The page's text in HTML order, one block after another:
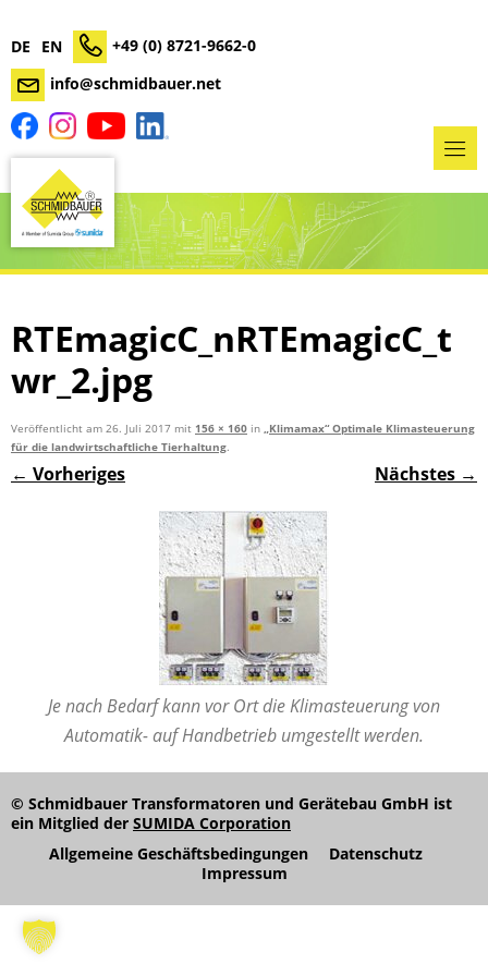
DE EN
+49 (0) 8721-9662-0
info@schmidbauer.net
RTEmagicC_nRTEmagicC_t
wr_2.jpg
Veröffentlicht am 26. Juli 2017 mit 156 × 160 in „Klimamax“ Optimale Klimasteuerung
für die landwirtschaftliche Tierhaltung.
← Vorheriges Nächstes →
Je nach Bedarf kann vor Ort die Klimasteuerung von
Automatik- auf Handbetrieb umgestellt werden.
© Schmidbauer Transformatoren und Gerätebau GmbH ist
ein Mitglied der SUMIDA Corporation
Allgemeine Geschäftsbedingungen
Datenschutz
Impressum